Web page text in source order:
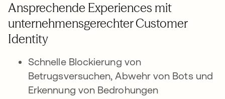
Ansprechende Experiences mit
unternehmensgerechter Customer
Identity
Schnelle Blockierung von
Betrugsversuchen, Abwehr von Bots und
Erkennung von Bedrohungen